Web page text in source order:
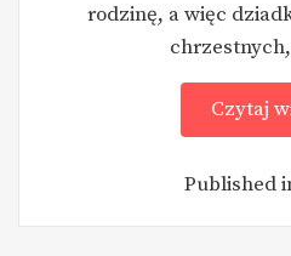
rodzinę, a więc
Czytaj
Published